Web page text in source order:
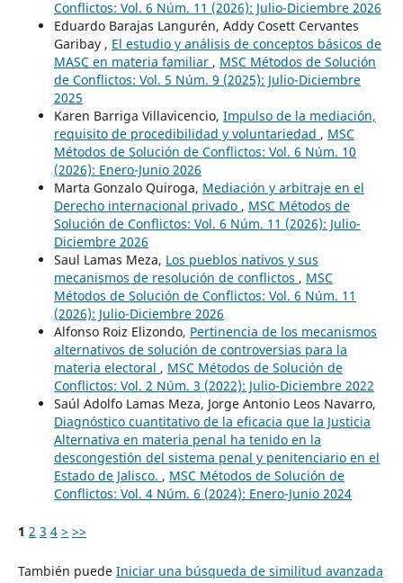
Conflictos: Vol. 6 Núm. 11 (2026): Julio-Diciembre 2026
Eduardo Barajas Langurén, Addy Cosett Cervantes
Garibay , El estudio y análisis de conceptos básicos de
MASC en materia familiar , MSC Métodos de Solución
de Conflictos: Vol. 5 Núm. 9 (2025): Julio-Diciembre
2025
Karen Barriga Villavicencio, Impulso de la mediación,
requisito de procedibilidad y voluntariedad , MSC
Métodos de Solución de Conflictos: Vol. 6 Núm. 10
(2026): Enero-Junio 2026
Marta Gonzalo Quiroga, Mediación y arbitraje en el
Derecho internacional privado , MSC Métodos de
Solución de Conflictos: Vol. 6 Núm. 11 (2026): Julio-
Diciembre 2026
Saul Lamas Meza, Los pueblos nativos y sus
mecanismos de resolución de conflictos , MSC
Métodos de Solución de Conflictos: Vol. 6 Núm. 11
(2026): Julio-Diciembre 2026
Alfonso Roiz Elizondo, Pertinencia de los mecanismos
alternativos de solución de controversias para la
materia electoral , MSC Métodos de Solución de
Conflictos: Vol. 2 Núm. 3 (2022): Julio-Diciembre 2022
Saúl Adolfo Lamas Meza, Jorge Antonio Leos Navarro,
Diagnóstico cuantitativo de la eficacia que la Justicia
Alternativa en materia penal ha tenido en la
descongestión del sistema penal y penitenciario en el
Estado de Jalisco. , MSC Métodos de Solución de
Conflictos: Vol. 4 Núm. 6 (2024): Enero-Junio 2024
1 2 3 4 > >>
También puede Iniciar una búsqueda de similitud avanzada